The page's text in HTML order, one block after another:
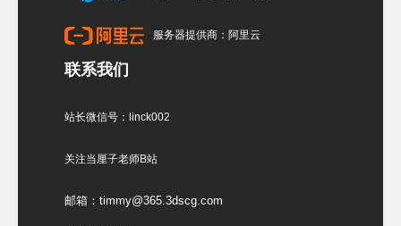
服务器提供商：阿里云
联系我们
站长微信号：linck002
关注当厘子老师B站
邮箱：timmy@365.3dscg.com